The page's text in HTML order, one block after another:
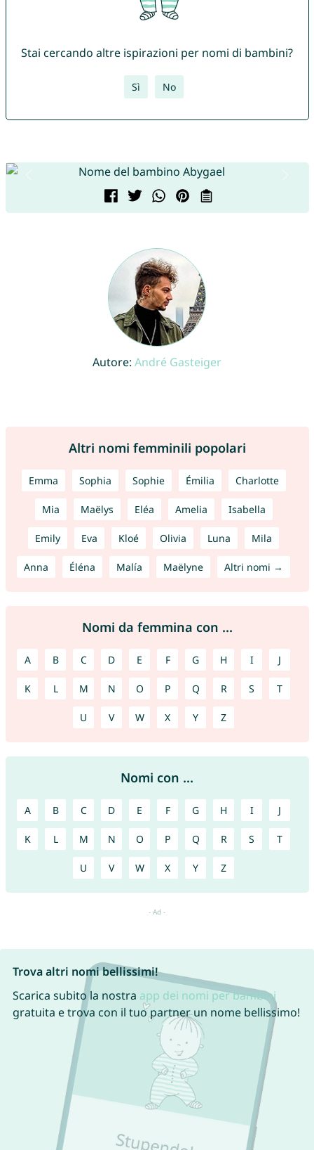
Stai cercando altre ispirazioni per nomi di bambini?
Sì No
Autore: André Gasteiger
Altri nomi femminili popolari
Emma Sophia Sophie Émilia Charlotte
Mia Maëlys Eléa Amelia Isabella
Emily Eva Kloé Olivia Luna Mila
Anna Éléna Malía Maëlyne Altri nomi →
Nomi da femmina con ...
A B C D E F G H I J
K L M N O P Q R S T
U V W X Y Z
Nomi con ...
A B C D E F G H I J
K L M N O P Q R S T
U V W X Y Z
Trova altri nomi bellissimi!
Scarica subito la nostra app dei nomi per bambini
gratuita e trova con il tuo partner un nome bellissimo!